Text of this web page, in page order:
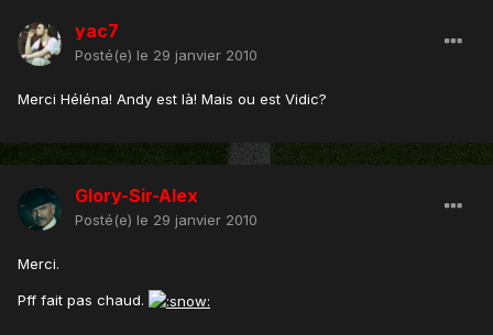
yac7
Posté(e) le 29 janvier 2010
Merci Héléna! Andy est là! Mais ou est Vidic?
Glory-Sir-Alex
Posté(e) le 29 janvier 2010
Merci.
Pff fait pas chaud.